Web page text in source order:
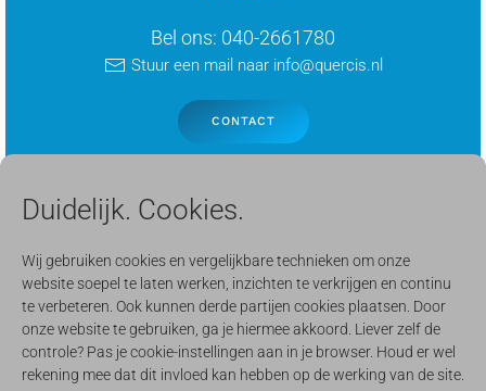
Duidelijk. Cookies.
Wij gebruiken cookies en vergelijkbare technieken om onze
website soepel te laten werken, inzichten te verkrijgen en continu
te verbeteren. Ook kunnen derde partijen cookies plaatsen. Door
onze website te gebruiken, ga je hiermee akkoord. Liever zelf de
controle? Pas je cookie-instellingen aan in je browser. Houd er wel
rekening mee dat dit invloed kan hebben op de werking van de site.
Bel ons: 040-2661780
Stuur een mail naar info@quercis.nl
CONTACT